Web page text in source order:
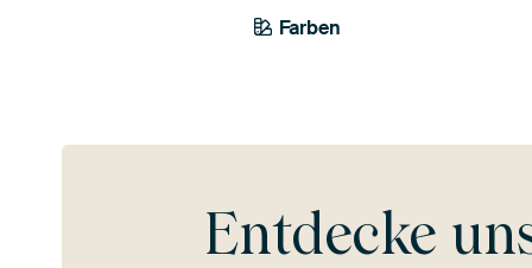
Farben
Anthrazit
Entdecke